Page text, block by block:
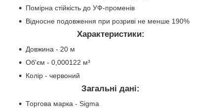
Помірна стійкість до УФ-променів
Відносне подовження при розриві не менше 190%
Характеристики:
Довжина - 20 м
Об'єм - 0,000122 м³
Колір - червоний
Загальні дані:
Торгова марка - Sigma